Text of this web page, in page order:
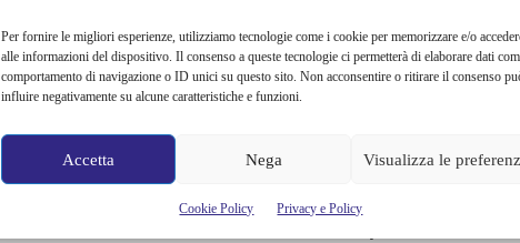
Per fornire le migliori esperienze, utilizziamo tecnologie come i cookie per memorizzare e/o
alle informazioni del dispositivo. Il consenso a queste tecnologie ci permetterà di elaborare dati
comportamento di navigazione o ID unici su questo sito. Non acconsentire o ritirare il consenso
influire negativamente su alcune caratteristiche e funzioni.
Accetta Nega Visualizza le
Cookie Policy Privacy e Policy
È ARRIVATO IL
ROSA. 100% CACAO,
COLORANTI
Finalmente! Era proprio ora! Dalla Barry Callebaut, una storica azienda svizzera